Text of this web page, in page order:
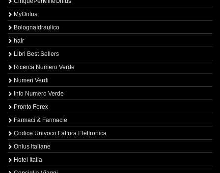
MyOnlus
BolognaIdraulico
hair
Libri Best Sellers
Ricerca Numero Verde
Numeri Verdi
Info Numero Verde
Pronto Forex
Farmaci & Farmacie
Codice Univoco Fattura Elettronica
Onlus Italiane
Hotel Italia